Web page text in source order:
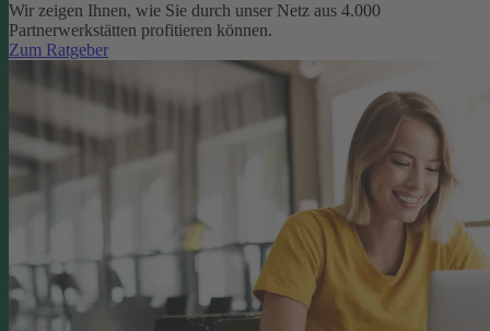
Wir zeigen Ihnen, wie Sie durch unser Netz aus 4.000
Partnerwerkstätten profitieren können.
Zum Ratgeber